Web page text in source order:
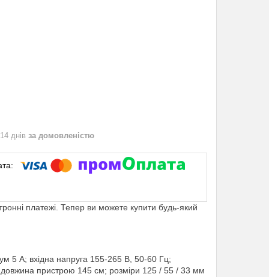
днів за домовленістю
платежі. Тепер ви можете купити будь-який
5 А; вхідна напруга 155-265 В, 50-60 Гц;
пристрою 145 см; розміри 125 / 55 / 33 мм